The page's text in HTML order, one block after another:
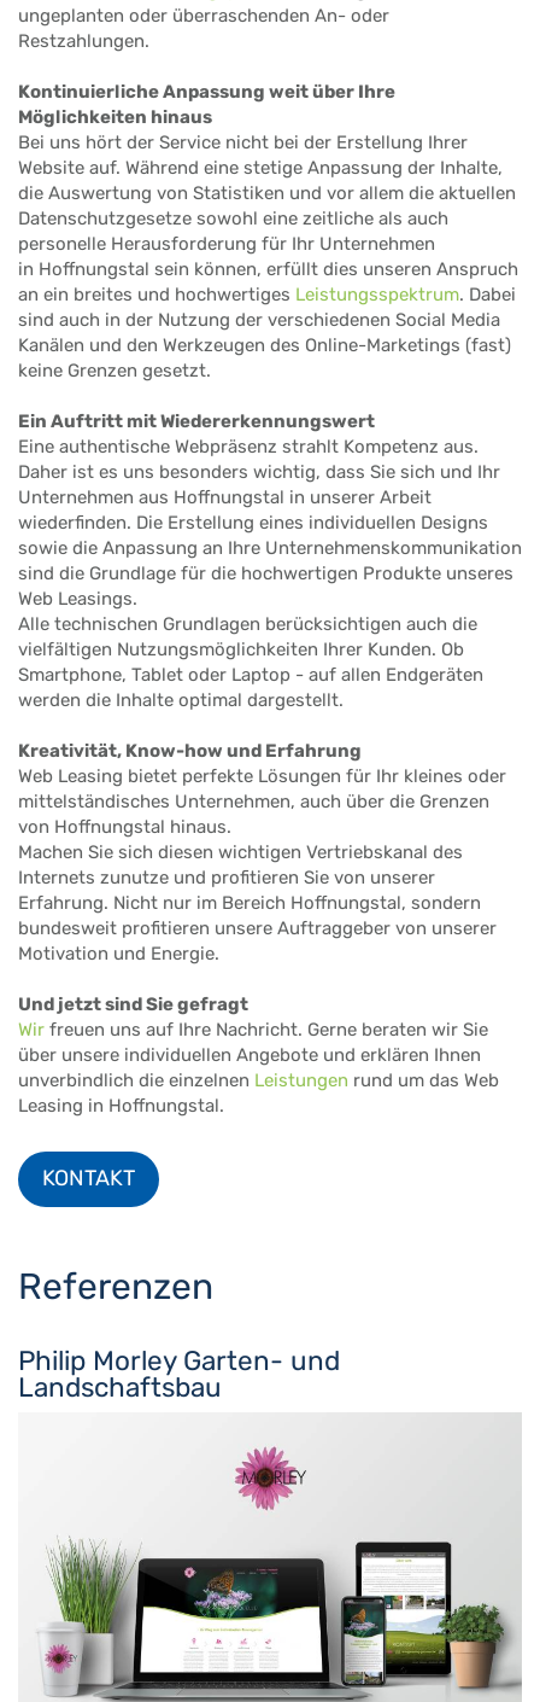
ungeplanten oder überraschenden An- oder
Restzahlungen.
Kontinuierliche Anpassung weit über Ihre
Möglichkeiten hinaus
Bei uns hört der Service nicht bei der Erstellung Ihrer
Website auf. Während eine stetige Anpassung der Inhalte,
die Auswertung von Statistiken und vor allem die aktuellen
Datenschutzgesetze sowohl eine zeitliche als auch
personelle Herausforderung für Ihr Unternehmen
in Hoffnungstal sein können, erfüllt dies unseren Anspruch
an ein breites und hochwertiges Leistungsspektrum. Dabei
sind auch in der Nutzung der verschiedenen Social Media
Kanälen und den Werkzeugen des Online-Marketings (fast)
keine Grenzen gesetzt.
Ein Auftritt mit Wiedererkennungswert
Eine authentische Webpräsenz strahlt Kompetenz aus.
Daher ist es uns besonders wichtig, dass Sie sich und Ihr
Unternehmen aus Hoffnungstal in unserer Arbeit
wiederfinden. Die Erstellung eines individuellen Designs
sowie die Anpassung an Ihre Unternehmenskommunikation
sind die Grundlage für die hochwertigen Produkte unseres
Web Leasings.
Alle technischen Grundlagen berücksichtigen auch die
vielfältigen Nutzungsmöglichkeiten Ihrer Kunden. Ob
Smartphone, Tablet oder Laptop - auf allen Endgeräten
werden die Inhalte optimal dargestellt.
Kreativität, Know-how und Erfahrung
Web Leasing bietet perfekte Lösungen für Ihr kleines oder
mittelständisches Unternehmen, auch über die Grenzen
von Hoffnungstal hinaus.
Machen Sie sich diesen wichtigen Vertriebskanal des
Internets zunutze und profitieren Sie von unserer
Erfahrung. Nicht nur im Bereich Hoffnungstal, sondern
bundesweit profitieren unsere Auftraggeber von unserer
Motivation und Energie.
Und jetzt sind Sie gefragt
Wir freuen uns auf Ihre Nachricht. Gerne beraten wir Sie
über unsere individuellen Angebote und erklären Ihnen
unverbindlich die einzelnen Leistungen rund um das Web
Leasing in Hoffnungstal.
KONTAKT
Referenzen
Philip Morley Garten- und
Landschaftsbau